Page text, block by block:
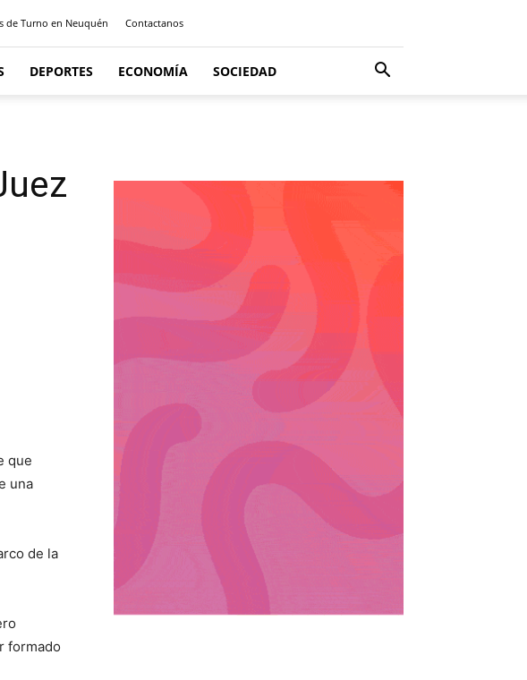
de Turno en Neuquén Contactanos
DEPORTES ECONOMÍA SOCIEDAD
que
una
de la
formado